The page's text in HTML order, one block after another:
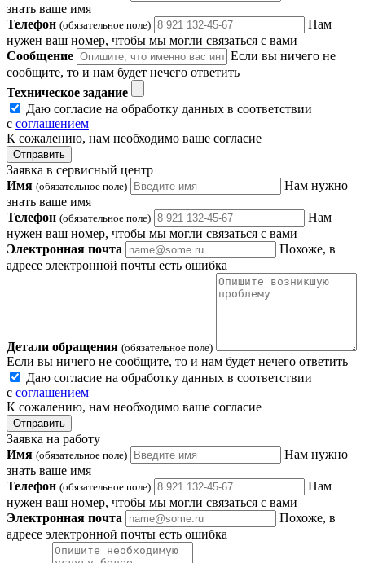
знать ваше имя
Телефон (обязательное поле)
Нам
нужен ваш номер, чтобы мы могли связаться с вами
Сообщение
Если вы ничего не
сообщите, то и нам будет нечего ответить
Техническое задание
Даю согласие на обработку данных в соответствии
с соглашением
К сожалению, нам необходимо ваше согласие
Отправить
Заявка в сервисный центр
Имя (обязательное поле)
Нам нужно
знать ваше имя
Телефон (обязательное поле)
Нам
нужен ваш номер, чтобы мы могли связаться с вами
Электронная почта
Похоже, в
адресе электронной почты есть ошибка
Детали обращения (обязательное поле)
Если вы ничего не сообщите, то и нам будет нечего ответить
Даю согласие на обработку данных в соответствии
с соглашением
К сожалению, нам необходимо ваше согласие
Отправить
Заявка на работу
Имя (обязательное поле)
Нам нужно
знать ваше имя
Телефон (обязательное поле)
Нам
нужен ваш номер, чтобы мы могли связаться с вами
Электронная почта
Похоже, в
адресе электронной почты есть ошибка